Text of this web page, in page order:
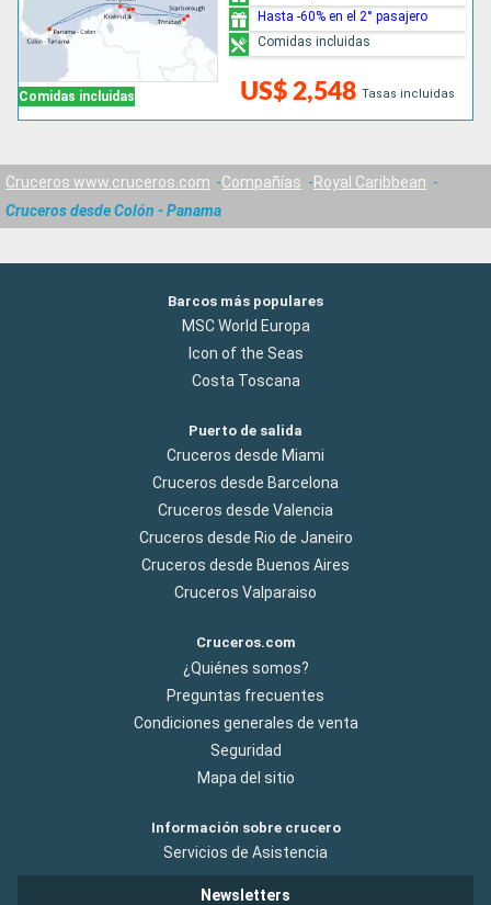
Comidas incluidas US$ 2,548 Tasas incluidas
Hasta -60% en el 2° pasajero
Comidas incluidas
Cruceros www.cruceros.com Compañías
Royal Caribbean
Cruceros desde Colón - Panama
Barcos más populares
MSC World Europa
Icon of the Seas
Costa Toscana
Puerto de salida
Cruceros desde Miami
Cruceros desde Barcelona
Cruceros desde Valencia
Cruceros desde Rio de Janeiro
Cruceros desde Buenos Aires
Cruceros Valparaiso
Cruceros.com
¿Quiénes somos?
Preguntas frecuentes
Condiciones generales de venta
Seguridad
Mapa del sitio
Información sobre crucero
Servicios de Asistencia
Newsletters